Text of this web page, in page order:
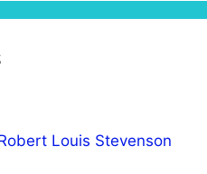
Louis Stevenson